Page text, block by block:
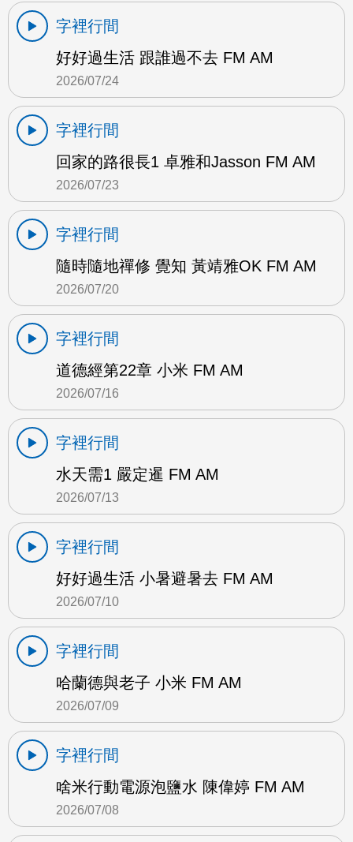
字裡行間
好好過生活 跟誰過不去 FM AM
2026/07/24
字裡行間
回家的路很長1 卓雅和Jasson FM AM
2026/07/23
字裡行間
隨時隨地禪修 覺知 黃靖雅OK FM AM
2026/07/20
字裡行間
道德經第22章 小米 FM AM
2026/07/16
字裡行間
水天需1 嚴定暹 FM AM
2026/07/13
字裡行間
好好過生活 小暑避暑去 FM AM
2026/07/10
字裡行間
哈蘭德與老子 小米 FM AM
2026/07/09
字裡行間
啥米行動電源泡鹽水 陳偉婷 FM AM
2026/07/08